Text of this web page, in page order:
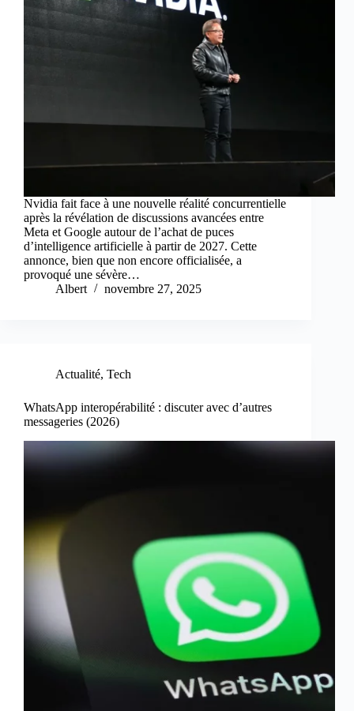
Nvidia fait face à une nouvelle réalité concurrentielle
après la révélation de discussions avancées entre
Meta et Google autour de l’achat de puces
d’intelligence artificielle à partir de 2027. Cette
annonce, bien que non encore officialisée, a
provoqué une sévère…
Albert
novembre 27, 2025
Actualité, Tech
WhatsApp interopérabilité : discuter avec d’autres
messageries (2026)